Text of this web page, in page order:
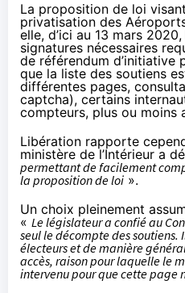
La proposition de loi
privatisation des
elle, d’ici au 13 mars
signatures nécessaires
de référendum d’initiative
que la liste des soutiens
différentes pages,
captcha), certains
compteurs, plus ou moins
Libération rapporte
ministère de l’Intérieur a
permettant de facilement
la proposition de loi ».
Un choix pleinement
« Le législateur a confié au
seul le décompte des soutiens.
électeurs et de manière
accès, raison pour laquelle le
intervenu pour que cette page